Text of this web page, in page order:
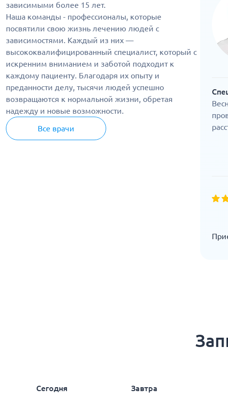
зависимыми более 15 лет.
Наша команды - профессионалы, которые
посвятили свою жизнь лечению людей с
зависимостями. Каждый из них —
высококвалифицированный специалист, который с
искренним вниманием и заботой подходит к
каждому пациенту. Благодаря их опыту и
преданности делу, тысячи людей успешно
возвращаются к нормальной жизни, обретая
надежду и новые возможности.
Все врачи
Сегодня
Завтра